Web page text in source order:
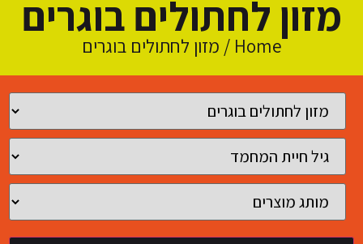
מזון לחתולים בוגרים
Home / מזון לחתולים בוגרים